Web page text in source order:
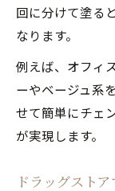
回に分けて塗る
なります。
例えば、オフィ
ーやベージュ系
せて簡単にチェ
が実現します。
ドラッグスト